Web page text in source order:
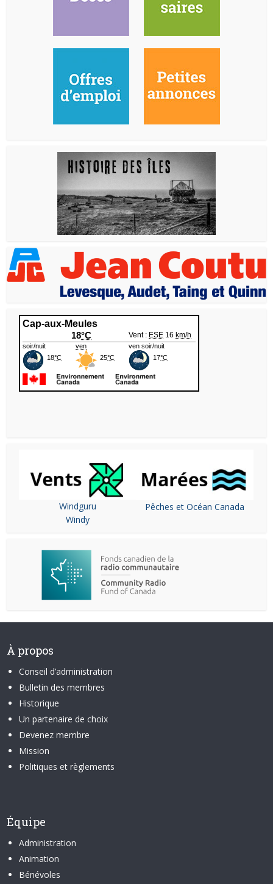
Windguru
Windy
Pêches et Océan Canada
À propos
Conseil d’administration
Bulletin des membres
Historique
Un partenaire de choix
Devenez membre
Mission
Politiques et règlements
Équipe
Administration
Animation
Bénévoles